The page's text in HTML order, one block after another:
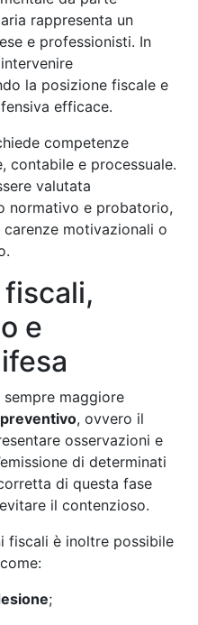
rappresenta un
e professionisti. In
la posizione fiscale e
efficace.
competenze
contabile e processuale.
valutata
normativo e probatorio,
motivazionali o
e
maggiore
, ovvero il
osservazioni e
di determinati
di questa fase
il contenzioso.
fiscali è inoltre possibile
;